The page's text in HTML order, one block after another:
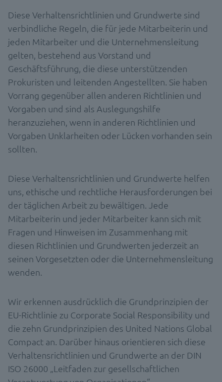
Diese Verhaltensrichtlinien und Grundwerte sind
verbindliche Regeln, die für jede Mitarbeiterin und
jeden Mitarbeiter und die Unternehmensleitung
gelten, bestehend aus Vorstand und
Geschäftsführung, die diese unterstützenden
Prokuristen und leitenden Angestellten. Sie haben
Vorrang gegenüber allen anderen Richtlinien und
Vorgaben und sind als Auslegungshilfe
heranzuziehen, wenn in anderen Richtlinien und
Vorgaben Unklarheiten oder Lücken vorhanden sein
sollten.
Diese Verhaltensrichtlinien und Grundwerte helfen
uns, ethische und rechtliche Herausforderungen bei
der täglichen Arbeit zu bewältigen. Jede
Mitarbeiterin und jeder Mitarbeiter kann sich mit
Fragen und Hinweisen im Zusammenhang mit
diesen Richtlinien und Grundwerten jederzeit an
seinen Vorgesetzten oder die Unternehmensleitung
wenden.
Wir erkennen ausdrücklich die Grundprinzipien der
EU-Richtlinie zu Corporate Social Responsibility und
die zehn Grundprinzipien des United Nations Global
Compact an. Darüber hinaus orientieren sich diese
Verhaltensrichtlinien und Grundwerte an der DIN
ISO 26000 „Leitfaden zur gesellschaftlichen